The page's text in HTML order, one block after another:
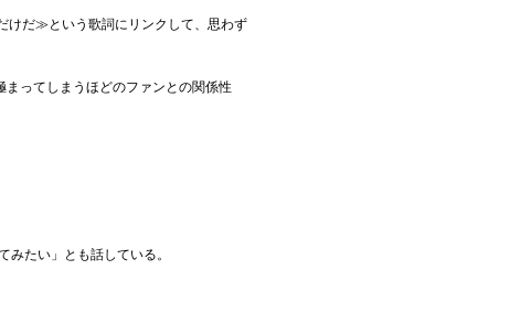
けだ≫という歌詞にリンクして、思わず
ってしまうほどのファンとの関係性
たい」とも話している。